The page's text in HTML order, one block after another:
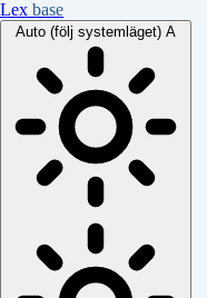
Lex base
Auto (följ systemläget) A